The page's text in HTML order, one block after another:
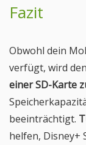
Fazit
Obwohl dein
verfügt, wird
einer SD-Karte
beeinträchtigt.
helfen, Disney+